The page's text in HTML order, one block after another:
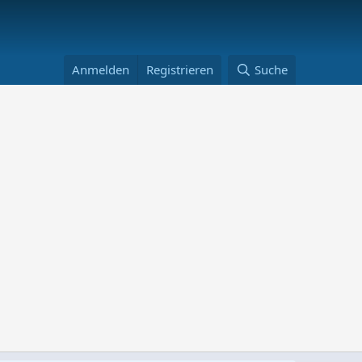
Anmelden Registrieren Suche